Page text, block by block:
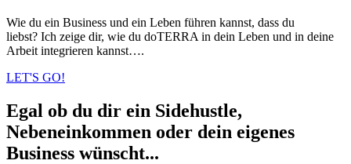
Wie du ein Business und ein Leben führen kannst, dass du
liebst? Ich zeige dir, wie du doTERRA in dein Leben und in deine
Arbeit integrieren kannst….
LET'S GO!
Egal ob du dir ein Sidehustle,
Nebeneinkommen oder dein eigenes
Business wünscht...